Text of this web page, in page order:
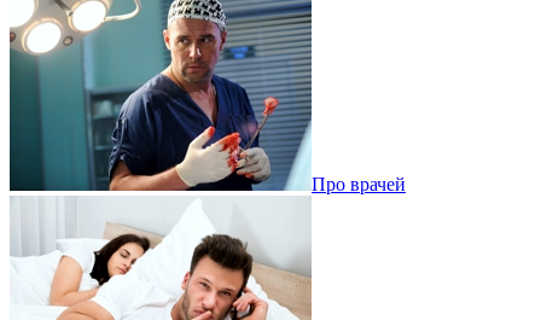
Про врачей